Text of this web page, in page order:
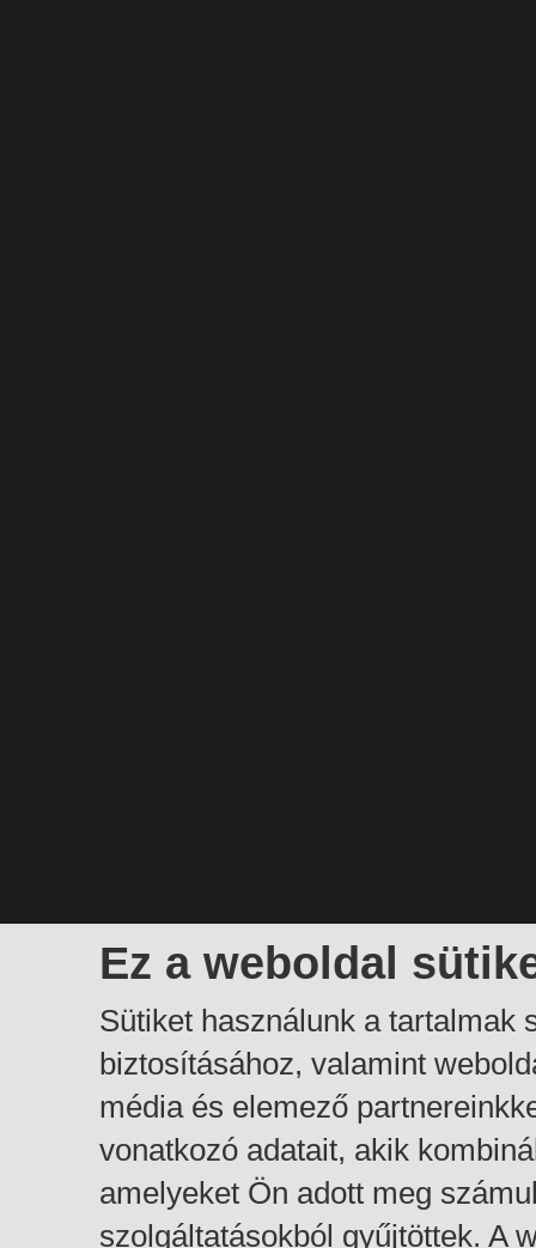
Ez a weboldal
Sütiket használunk a tartalmak
biztosításához, valamint
média és elemező
vonatkozó adatait, akik
amelyeket Ön adott meg
szolgáltatásokból gyűjtöttek. A